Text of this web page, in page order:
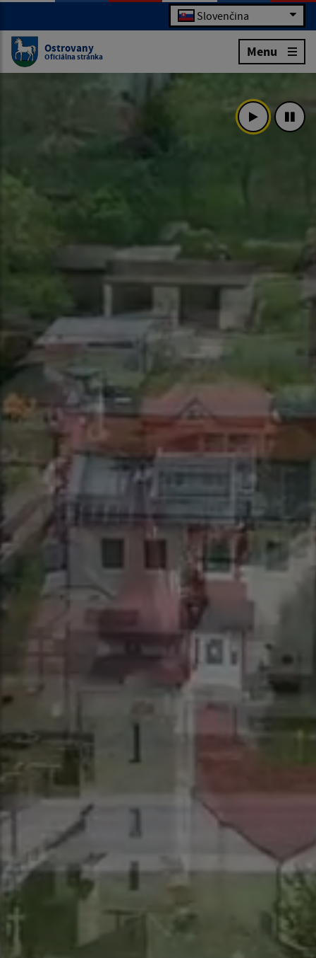
Slovenčina
Ostrovany
Oficiálna stránka Menu